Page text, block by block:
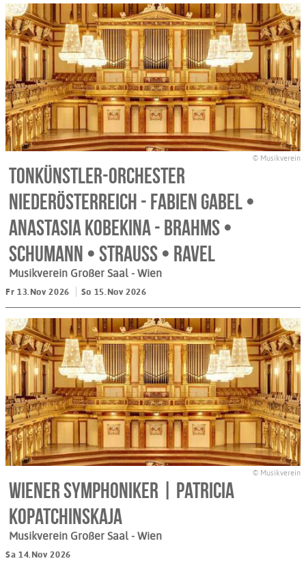
© Musikverein
Tonkünstler-Orchester
Niederösterreich - Fabien Gabel •
Anastasia Kobekina - Brahms •
Schumann • Strauss • Ravel
Musikverein Großer Saal - Wien
Fr 13.Nov 2026 So 15.Nov 2026
© Musikverein
Wiener Symphoniker | Patricia
Kopatchinskaja
Musikverein Großer Saal - Wien
Sa 14.Nov 2026